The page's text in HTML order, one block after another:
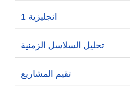
انجليزية 1
تحليل السلاسل الزمنية
تقيم المشاريع